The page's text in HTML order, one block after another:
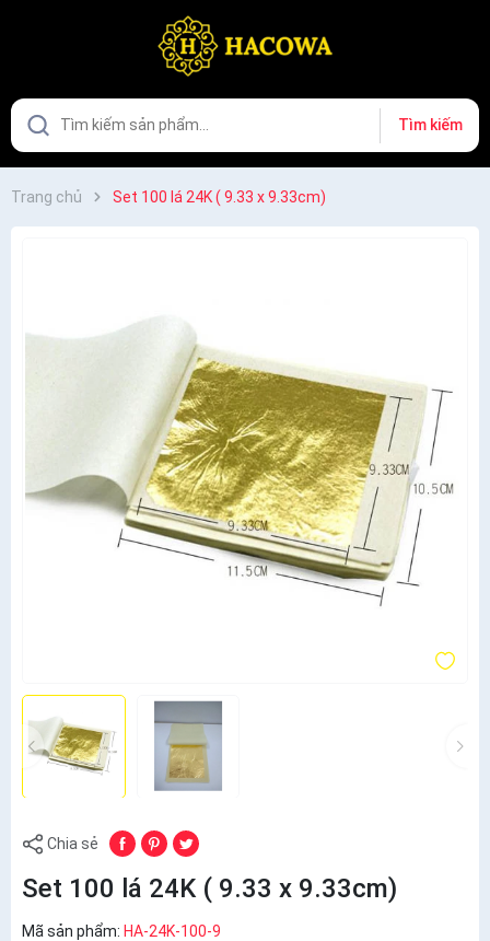
Tìm kiếm
Trang chủ Set 100 lá 24K ( 9.33 x 9.33cm)
Chia sẻ
Set 100 lá 24K ( 9.33 x 9.33cm)
Mã sản phẩm: HA-24K-100-9